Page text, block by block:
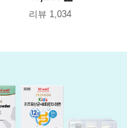
리뷰 1,034